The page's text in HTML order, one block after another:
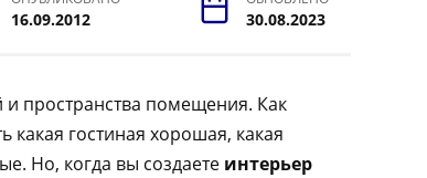
16.09.2012 30.08.2023
и пространства помещения. Как
какая гостиная хорошая, какая
Но, когда вы создаете интерьер